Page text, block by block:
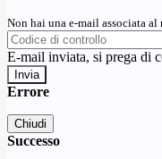
Non hai una e-mail associata
E-mail inviata, si prega di
Errore
Chiudi
Successo